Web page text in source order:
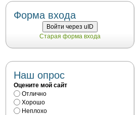
Форма входа
Войти через uID
Старая форма входа
Наш опрос
Оцените мой сайт
Отлично
Хорошо
Неплохо